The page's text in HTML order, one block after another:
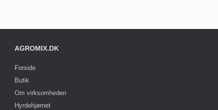
AGROMIX.DK
Forside
Butik
Om virksomheden
Hyrdehjørnet